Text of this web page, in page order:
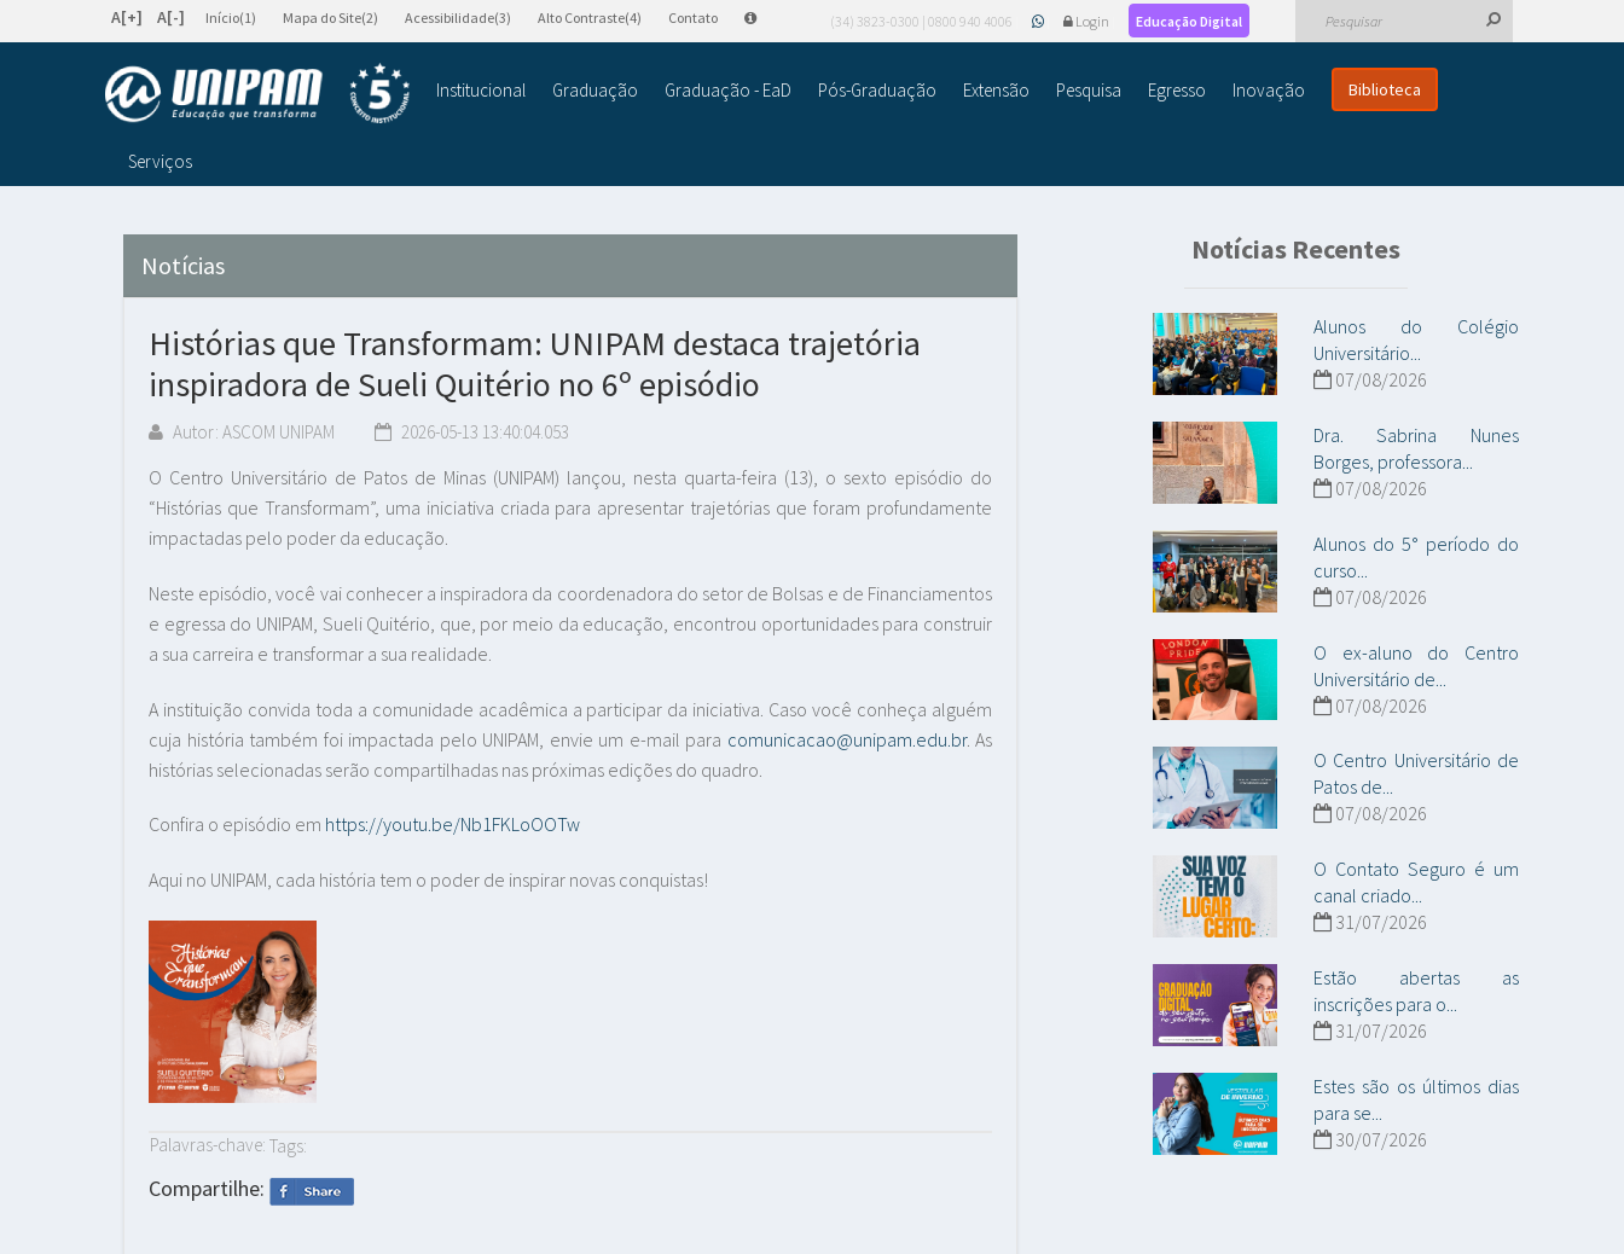
A[+] A[-] Início(1) Mapa do Site(2) Acessibilidade(3) Alto Contraste(4) Contato (34) 3823-0300 | 0800 940 4006 Login Educação Digital
Institucional Graduação Graduação - EaD Pós-Graduação Extensão Pesquisa Egresso Inovação Biblioteca
Serviços
Notícias
Histórias que Transformam: UNIPAM destaca trajetória
inspiradora de Sueli Quitério no 6º episódio
Autor: ASCOM UNIPAM 2026-05-13 13:40:04.053
O Centro Universitário de Patos de Minas (UNIPAM) lançou, nesta quarta-feira (13), o sexto episódio do
“Histórias que Transformam”, uma iniciativa criada para apresentar trajetórias que foram profundamente
impactadas pelo poder da educação.
Neste episódio, você vai conhecer a inspiradora da coordenadora do setor de Bolsas e de Financiamentos
e egressa do UNIPAM, Sueli Quitério, que, por meio da educação, encontrou oportunidades para construir
a sua carreira e transformar a sua realidade.
A instituição convida toda a comunidade acadêmica a participar da iniciativa. Caso você conheça alguém
cuja história também foi impactada pelo UNIPAM, envie um e-mail para comunicacao@unipam.edu.br. As
histórias selecionadas serão compartilhadas nas próximas edições do quadro.
Confira o episódio em https://youtu.be/Nb1FKLoOOTw
Aqui no UNIPAM, cada história tem o poder de inspirar novas conquistas!
Palavras-chave: Tags:
Compartilhe:
Notícias Recentes
Alunos do Colégio
Universitário...
07/08/2026
Dra. Sabrina Nunes
Borges, professora...
07/08/2026
Alunos do 5° período do
curso...
07/08/2026
O ex-aluno do Centro
Universitário de...
07/08/2026
O Centro Universitário de
Patos de...
07/08/2026
O Contato Seguro é um
canal criado...
31/07/2026
Estão abertas as
inscrições para o...
31/07/2026
Estes são os últimos dias
para se...
30/07/2026